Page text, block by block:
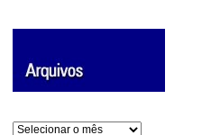
Arquivos